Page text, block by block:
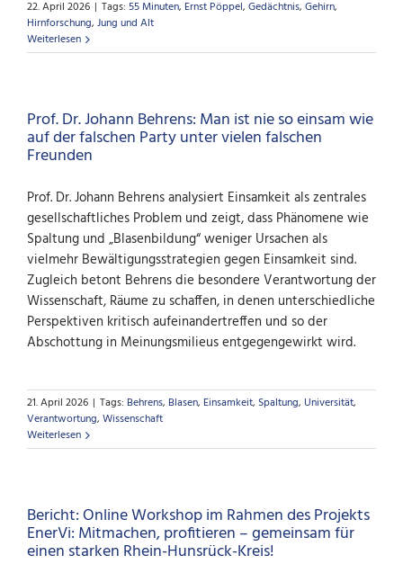
22. April 2026 | Tags: 55 Minuten, Ernst Pöppel, Gedächtnis, Gehirn,
Hirnforschung, Jung und Alt
Weiterlesen
Prof. Dr. Johann Behrens: Man ist nie so einsam wie
auf der falschen Party unter vielen falschen
Freunden
Prof. Dr. Johann Behrens analysiert Einsamkeit als zentrales
gesellschaftliches Problem und zeigt, dass Phänomene wie
Spaltung und „Blasenbildung“ weniger Ursachen als
vielmehr Bewältigungsstrategien gegen Einsamkeit sind.
Zugleich betont Behrens die besondere Verantwortung der
Wissenschaft, Räume zu schaffen, in denen unterschiedliche
Perspektiven kritisch aufeinandertreffen und so der
Abschottung in Meinungsmilieus entgegengewirkt wird.
21. April 2026 | Tags: Behrens, Blasen, Einsamkeit, Spaltung, Universität,
Verantwortung, Wissenschaft
Weiterlesen
Bericht: Online Workshop im Rahmen des Projekts
EnerVi: Mitmachen, profitieren – gemeinsam für
einen starken Rhein-Hunsrück-Kreis!